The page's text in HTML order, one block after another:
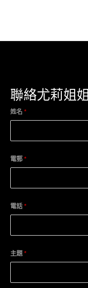
聯絡尤莉姐姐
姓名 *
電郵 *
電話 *
主題 *